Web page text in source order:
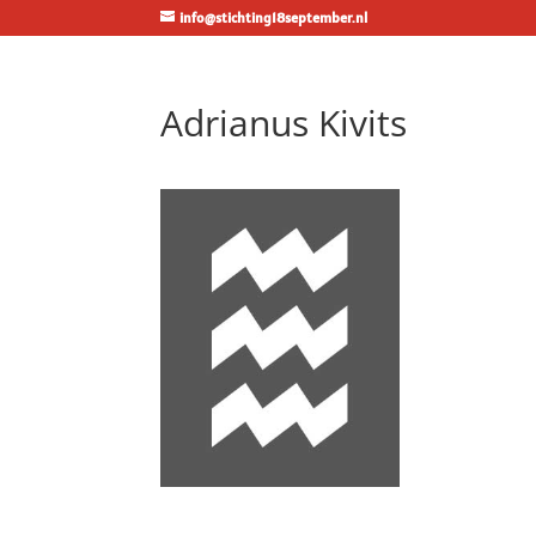
info@stichting18september.nl
Adrianus Kivits